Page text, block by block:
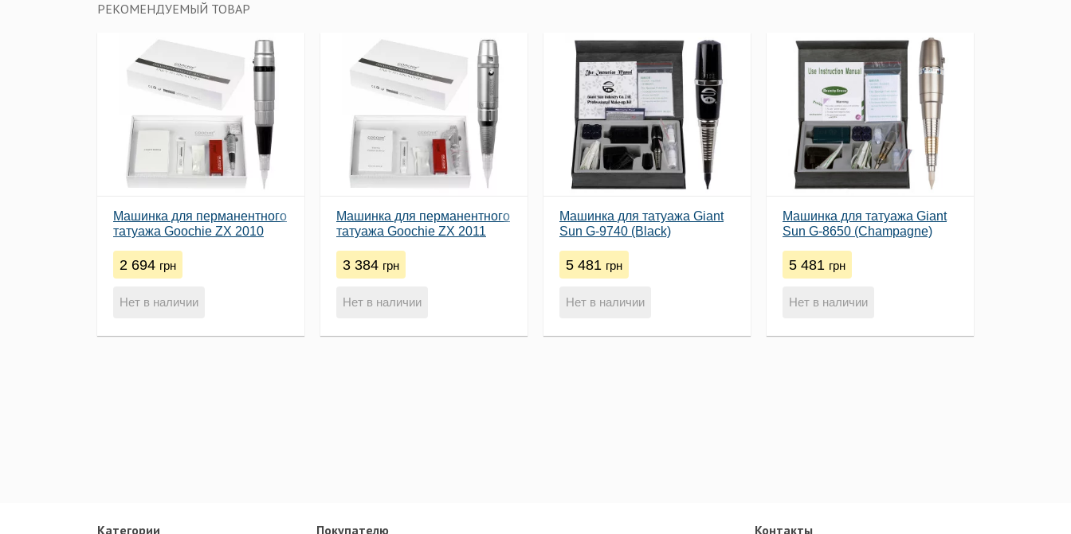
РЕКОМЕНДУЕМЫЙ ТОВАР
Машинка для перманентного
татуажа Goochie ZX 2010
2 694 грн
Нет в наличии
Машинка для перманентного
татуажа Goochie ZX 2011
3 384 грн
Нет в наличии
Машинка для татуажа Giant
Sun G-9740 (Black)
5 481 грн
Нет в наличии
Машинка для татуажа Giant
Sun G-8650 (Champagne)
5 481 грн
Нет в наличии
Категории Покупателю Контакты